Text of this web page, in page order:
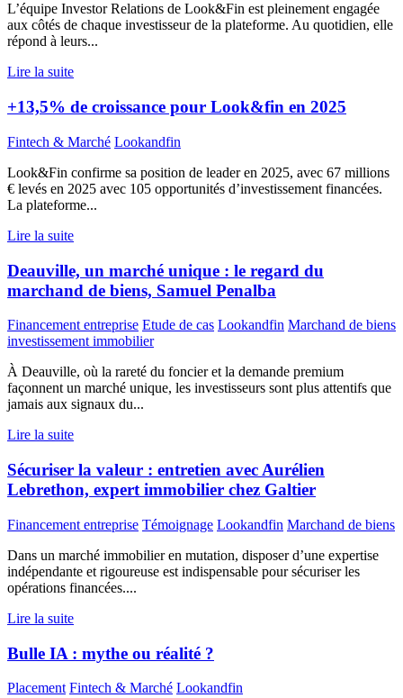
L’équipe Investor Relations de Look&Fin est pleinement engagée
aux côtés de chaque investisseur de la plateforme. Au quotidien, elle
répond à leurs...
Lire la suite
+13,5% de croissance pour Look&fin en 2025
Fintech & Marché Lookandfin
Look&Fin confirme sa position de leader en 2025, avec 67 millions
€ levés en 2025 avec 105 opportunités d’investissement financées.
La plateforme...
Lire la suite
Deauville, un marché unique : le regard du
marchand de biens, Samuel Penalba
Financement entreprise Etude de cas Lookandfin Marchand de biens
investissement immobilier
À Deauville, où la rareté du foncier et la demande premium
façonnent un marché unique, les investisseurs sont plus attentifs que
jamais aux signaux du...
Lire la suite
Sécuriser la valeur : entretien avec Aurélien
Lebrethon, expert immobilier chez Galtier
Financement entreprise Témoignage Lookandfin Marchand de biens
Dans un marché immobilier en mutation, disposer d’une expertise
indépendante et rigoureuse est indispensable pour sécuriser les
opérations financées....
Lire la suite
Bulle IA : mythe ou réalité ?
Placement Fintech & Marché Lookandfin